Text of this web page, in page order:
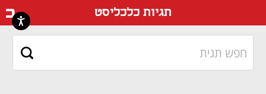
תגיות כלכליסט